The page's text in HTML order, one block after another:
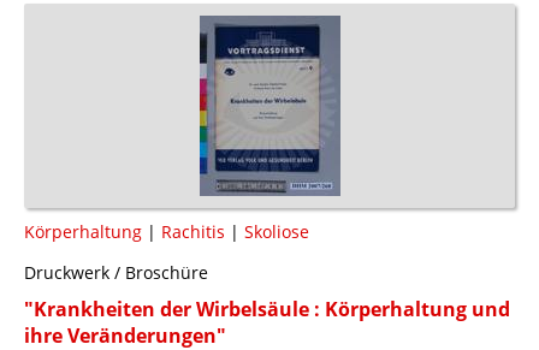
Körperhaltung | Rachitis | Skoliose
Druckwerk / Broschüre
"Krankheiten der Wirbelsäule : Körperhaltung und
ihre Veränderungen"